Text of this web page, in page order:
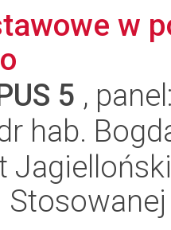
w
5 ,
hab.